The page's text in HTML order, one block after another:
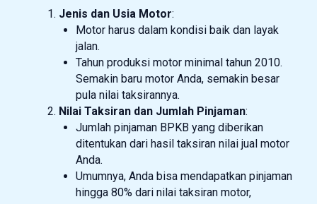
Jenis dan Usia Motor:
Motor harus dalam kondisi baik dan layak
jalan.
Tahun produksi motor minimal tahun 2010.
Semakin baru motor Anda, semakin besar
pula nilai taksirannya.
Nilai Taksiran dan Jumlah Pinjaman:
Jumlah pinjaman BPKB yang diberikan
ditentukan dari hasil taksiran nilai jual motor
Anda.
Umumnya, Anda bisa mendapatkan pinjaman
hingga 80% dari nilai taksiran motor,